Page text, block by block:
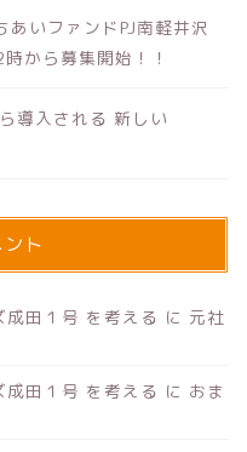
あいファンドPJ南軽井沢
から募集開始！！
導入される 新しい
ト
成田１号 を考える に 元社
成田１号 を考える に おま